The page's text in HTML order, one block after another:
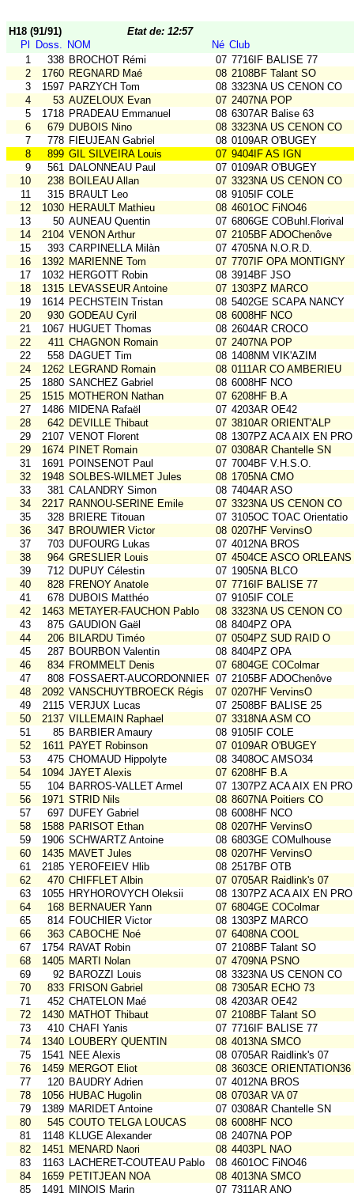
H18 (91/91)
Etat de: 12:57
Pl
Doss. NOM Né Club
1
338 BROCHOT Rémi 07 7716IF BALISE 77
2
1760 REGNARD Maé 08 2108BF Talant SO
3
1597 PARZYCH Tom 08 3323NA US CENON CO
4
53 AUZELOUX Evan 07 2407NA POP
5
1718 PRADEAU Emmanuel 08 6307AR Balise 63
6
679 DUBOIS Nino 08 3323NA US CENON CO
7
778 FIEUJEAN Gabriel 08 0109AR O'BUGEY
8
899 GIL SILVEIRA Louis 07 9404IF AS IGN
9
561 DALONNEAU Paul 07 0109AR O'BUGEY
10
238 BOILEAU Allan 07 3323NA US CENON CO
11
315 BRAULT Leo 08 9105IF COLE
12
1030 HERAULT Mathieu 08 4601OC FiNO46
13
50 AUNEAU Quentin 07 6806GE COBuhl.Florival
14
2104 VENON Arthur 07 2105BF ADOChenôve
15
393 CARPINELLA Milàn 07 4705NA N.O.R.D.
16
1392 MARIENNE Tom 07 7707IF OPA MONTIGNY
17
1032 HERGOTT Robin 08 3914BF JSO
18
1315 LEVASSEUR Antoine 07 1303PZ MARCO
19
1614 PECHSTEIN Tristan 08 5402GE SCAPA NANCY
20
930 GODEAU Cyril 08 6008HF NCO
21
1067 HUGUET Thomas 08 2604AR CROCO
22
411 CHAGNON Romain 07 2407NA POP
22
558 DAGUET Tim 08 1408NM VIK'AZIM
24
1262 LEGRAND Romain 08 0111AR CO AMBERIEU
25
1880 SANCHEZ Gabriel 08 6008HF NCO
25
1515 MOTHERON Nathan 07 6208HF B.A
27
1486 MIDENA Rafaël 07 4203AR OE42
28
642 DEVILLE Thibaut 07 3810AR ORIENT'ALP
29
2107 VENOT Florent 08 1307PZ ACA AIX EN
29
1674 PINET Romain 07 0308AR Chantelle SN
31
1691 POINSENOT Paul 07 7004BF V.H.S.O.
32
1948 SOLBES-WILMET Jules 08 1705NA CMO
33
381 CALANDRY Simon 08 7404AR ASO
34
2217 RANNOU-SERINE Emile 07 3323NA US CENON CO
35
328 BRIERE Titouan 07 3105OC TOAC Orientatio
36
347 BROUWIER Victor 08 0207HF VervinsO
37
703 DUFOURG Lukas 07 4012NA BROS
38
964 GRESLIER Louis 07 4504CE ASCO ORLEANS
39
712 DUPUY Célestin 07 1905NA BLCO
40
828 FRENOY Anatole 07 7716IF BALISE 77
41
678 DUBOIS Matthéo 07 9105IF COLE
42
1463 METAYER-FAUCHON Pablo 08 3323NA US CENON CO
43
875 GAUDION Gaël 08 8404PZ OPA
44
206 BILARDU Timéo 07 0504PZ SUD RAID O
45
287 BOURBON Valentin 08 8404PZ OPA
46
834 FROMMELT Denis 07 6804GE COColmar
47
808 FOSSAERT-AUCORDONNIER Louis
07 2105BF ADOChenôve
48
2092 VANSCHUYTBROECK Régis 07 0207HF VervinsO
49
2115 VERJUX Lucas 07 2508BF BALISE 25
50
2137 VILLEMAIN Raphael 07 3318NA ASM CO
51
85 BARBIER Amaury 08 9105IF COLE
52
1611 PAYET Robinson 07 0109AR O'BUGEY
53
475 CHOMAUD Hippolyte 08 3408OC AMSO34
54
1094 JAYET Alexis 07 6208HF B.A
55
104 BARROS-VALLET Armel 07 1307PZ ACA AIX EN
56
1971 STRID Nils 08 8607NA Poitiers CO
57
697 DUFEY Gabriel 08 6008HF NCO
58
1588 PARISOT Ethan 08 0207HF VervinsO
59
1906 SCHWARTZ Antoine 08 6803GE COMulhouse
60
1435 MAVET Jules 08 0207HF VervinsO
61
2185 YEROFEIEV Hlib 08 2517BF OTB
62
470 CHIFFLET Albin 07 0705AR Raidlink's 07
63
1055 HRYHOROVYCH Oleksii 08 1307PZ ACA AIX EN
64
168 BERNAUER Yann 07 6804GE COColmar
65
814 FOUCHIER Victor 08 1303PZ MARCO
66
363 CABOCHE Noé 07 6408NA COOL
67
1754 RAVAT Robin 07 2108BF Talant SO
68
1405 MARTI Nolan 07 4709NA PSNO
69
92 BAROZZI Louis 08 3323NA US CENON CO
70
833 FRISON Gabriel 08 7305AR ECHO 73
71
452 CHATELON Maé 08 4203AR OE42
72
1430 MATHOT Thibaut 07 2108BF Talant SO
73
410 CHAFI Yanis 07 7716IF BALISE 77
74
1340 LOUBERY QUENTIN 08 4013NA SMCO
75
1541 NEE Alexis 08 0705AR Raidlink's 07
76
1459 MERGOT Eliot 08 3603CE ORIENTATION36
77
120 BAUDRY Adrien 07 4012NA BROS
78
1056 HUBAC Hugolin 08 0703AR VA 07
79
1389 MARIDET Antoine 07 0308AR Chantelle SN
80
545 COUTO TELGA LOUCAS 08 6008HF NCO
81
1148 KLUGE Alexander 08 2407NA POP
82
1451 MENARD Naori 08 4403PL NAO
83
1163 LACHERET-COUTEAU Pablo 08 4601OC FiNO46
84
1659 PETITJEAN NOA 08 4013NA SMCO
85
1491 MINOIS Marin 07 7311AR ANO